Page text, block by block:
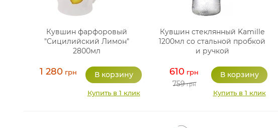
Кувшин фарфоровый
"Сицилийский Лимон"
2800мл
1 280 грн
Купить в 1 клик
Кувшин стеклянный Kamille
1200мл со стальной пробкой
и ручкой
610 грн
759грн
Купить в 1 клик